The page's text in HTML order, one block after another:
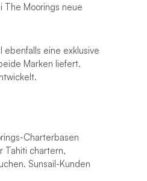
The Moorings neue
ebenfalls eine exklusive
Marken liefert.
Charterbasen
Tahiti chartern,
Sunsail-Kunden